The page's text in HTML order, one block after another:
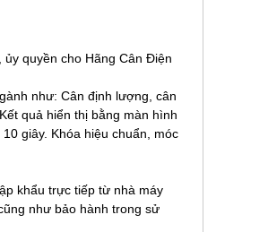
quyền cho Hãng Cân Điện
như: Cân định lượng, cân
quả hiển thị bằng màn hình
giây. Khóa hiệu chuẩn, móc
khẩu trực tiếp từ nhà máy
như bảo hành trong sử